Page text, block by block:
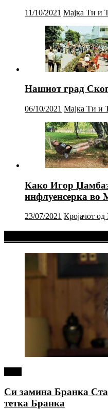
11/10/2021 Мајка Ти и
Нашиот град
06/10/2021 Мајка Ти и
Како Игор
инфлуенсерка во
23/07/2021 Кројачот
Си замина Бранка
тетка Бранка